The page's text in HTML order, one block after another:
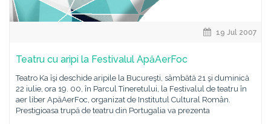
19 Jul 2007
Teatru cu aripi la Festivalul ApăAerFoc
Teatro Ka îşi deschide aripile la Bucureşti, sâmbătă 21 şi duminică
22 iulie, ora 19. 00, în Parcul Tineretului, la Festivalul de teatru în
aer liber ApăAerFoc, organizat de Institutul Cultural Român.
Prestigioasa trupă de teatru din Portugalia va prezenta